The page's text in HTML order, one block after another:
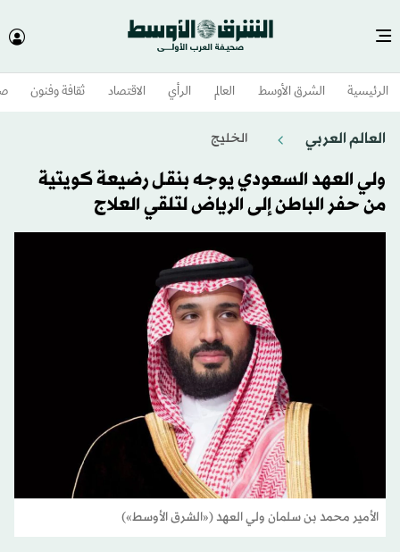
الرئيسية الشرق الأوسط​ العالم الرأي الاقتصاد ثقافة وفنون
العالم العربي الخليج
ولي العهد السعودي يوجه بنقل رضيعة كويتية
من حفر الباطن إلى الرياض لتلقي العلاج
الأمير محمد بن سلمان ولي العهد («الشرق الأوسط»)